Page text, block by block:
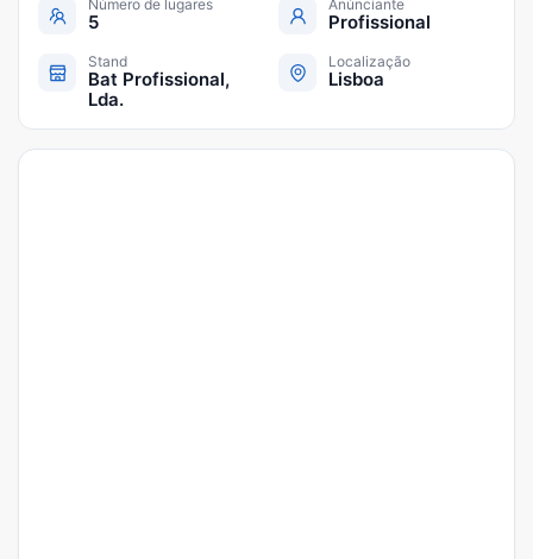
Número de lugares
5
Anúnciante
Profissional
Stand
Bat Profissional,
Lda.
Localização
Lisboa